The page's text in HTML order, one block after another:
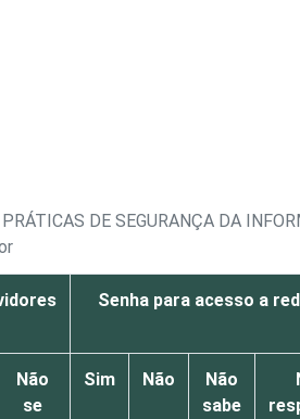
DE SEGURANÇA DA
Senha para acesso a
Não
se
Sim Não
Não
sabe